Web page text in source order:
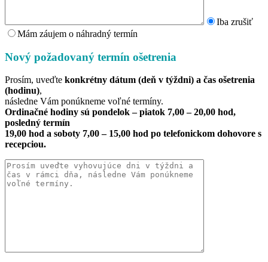
Iba zrušiť
Mám záujem o náhradný termín
Nový požadovaný termín ošetrenia
Prosím, uveďte konkrétny dátum (deň v týždni) a čas ošetrenia
(hodinu),
následne Vám ponúkneme voľné termíny.
Ordinačné hodiny sú pondelok – piatok 7,00 – 20,00 hod,
posledný termín
19,00 hod a soboty 7,00 – 15,00 hod po telefonickom dohovore s
recepciou.